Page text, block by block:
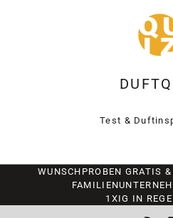
Test &
WUNSCHPROBEN GRATIS
1XIG IN